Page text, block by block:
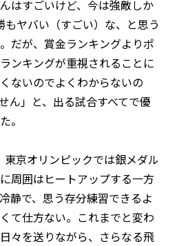
はすごいけど、今は強敵しか
もヤバい（すごい）な、と思う
だが、賞金ランキングよりポ
ンキングが重視されることに
ないのでよくわからないの
ん」と、出る試合すべてで優
。
東京オリンピックでは銀メダル
周囲はヒートアップする一方
静で、思う存分練習できるよ
て仕方ない。これまでと変わ
々を送りながら、さらなる飛